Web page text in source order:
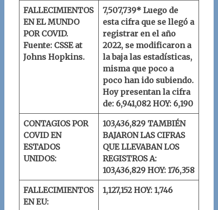
FALLECIMIENTOS
EN EL MUNDO
POR COVID.
Fuente: CSSE at
Johns Hopkins.
7,507,739* Luego de
esta cifra que se llegó a
registrar en el año
2022, se modificaron a
la baja las estadísticas,
misma que poco a
poco han ido subiendo.
Hoy presentan la cifra
de: 6,941,082 HOY: 6,190
CONTAGIOS POR
COVID EN
ESTADOS
UNIDOS:
103,436,829 TAMBIÉN
BAJARON LAS CIFRAS
QUE LLEVABAN LOS
REGISTROS A:
103,436,829 HOY: 176,358
FALLECIMIENTOS
EN EU:
1,127,152 HOY: 1,746